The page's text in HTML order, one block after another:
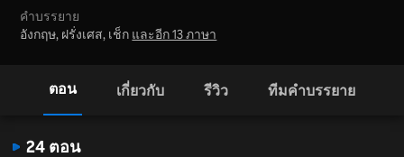
คำบรรยาย
อังกฤษ, ฝรั่งเศส, เช็ก และอีก 13 ภาษา
ตอน เกี่ยวกับ รีวิว ทีมคำบรรยาย
24 ตอน